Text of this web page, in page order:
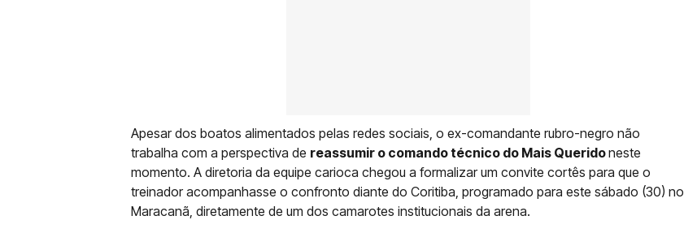
Apesar dos boatos alimentados pelas redes sociais, o ex-comandante rubro-negro não
trabalha com a perspectiva de reassumir o comando técnico do Mais Queridoneste
momento. A diretoria da equipe carioca chegou a formalizar um convite cortês para que o
treinador acompanhasse o confronto diante do Coritiba, programado para este sábado (30) no
Maracanã, diretamente de um dos camarotes institucionais da arena.